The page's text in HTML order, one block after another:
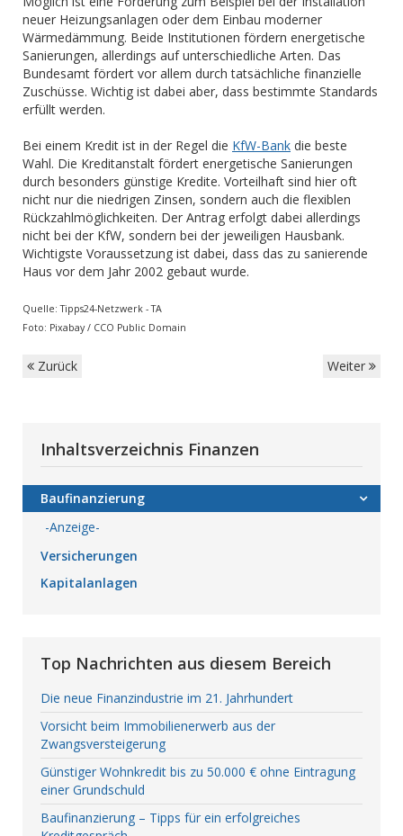
neuer Heizungsanlagen oder dem Einbau moderner
Wärmedämmung. Beide Institutionen fördern energetische
Sanierungen, allerdings auf unterschiedliche Arten. Das
Bundesamt fördert vor allem durch tatsächliche finanzielle
Zuschüsse. Wichtig ist dabei aber, dass bestimmte Standards
erfüllt werden.
Bei einem Kredit ist in der Regel die KfW-Bank die beste
Wahl. Die Kreditanstalt fördert energetische Sanierungen
durch besonders günstige Kredite. Vorteilhaft sind hier oft
nicht nur die niedrigen Zinsen, sondern auch die flexiblen
Rückzahlmöglichkeiten. Der Antrag erfolgt dabei allerdings
nicht bei der KfW, sondern bei der jeweiligen Hausbank.
Wichtigste Voraussetzung ist dabei, dass das zu sanierende
Haus vor dem Jahr 2002 gebaut wurde.
Quelle: Tipps24-Netzwerk - TA
Foto: Pixabay / CCO Public Domain
Zurück Weiter
Inhaltsverzeichnis Finanzen
Baufinanzierung
-Anzeige-
Versicherungen
Kapitalanlagen
Top Nachrichten aus diesem Bereich
Die neue Finanzindustrie im 21. Jahrhundert
Vorsicht beim Immobilienerwerb aus der
Zwangsversteigerung
Günstiger Wohnkredit bis zu 50.000 € ohne Eintragung
einer Grundschuld
Baufinanzierung – Tipps für ein erfolgreiches